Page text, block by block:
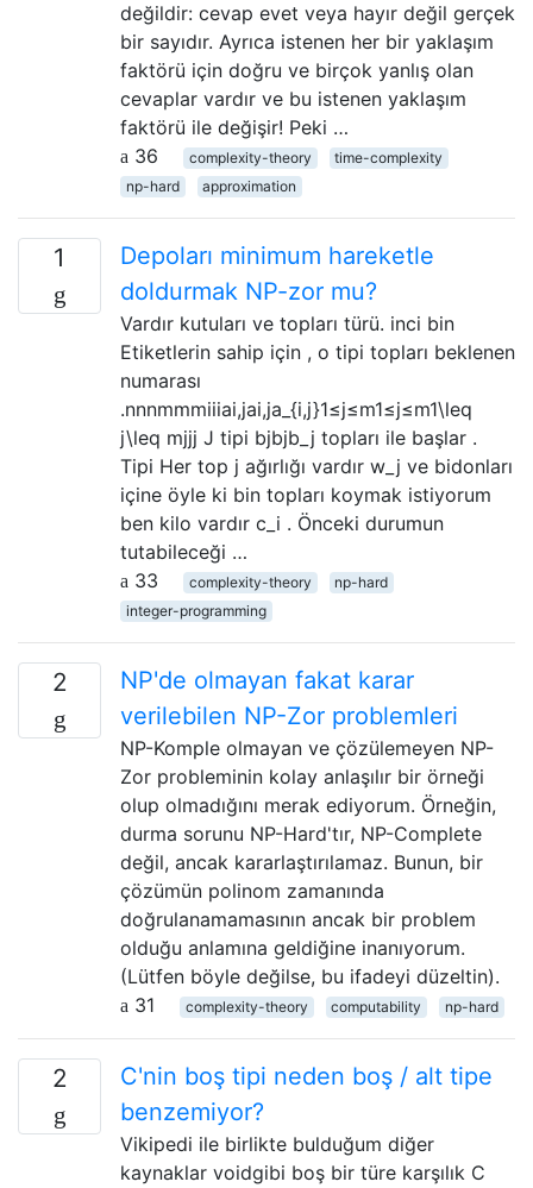
değildir: cevap evet veya hayır değil gerçek
bir sayıdır. Ayrıca istenen her bir yaklaşım
faktörü için doğru ve birçok yanlış olan
cevaplar vardır ve bu istenen yaklaşım
faktörü ile değişir! Peki …
36
complexity-theory
time-complexity
np-hard
approximation
1
Depoları minimum hareketle
doldurmak NP-zor mu?
Vardır kutuları ve topları türü. inci bin
Etiketlerin sahip için , o tipi topları beklenen
numarası
.nnnmmmiiiai,jai,ja_{i,j}1≤j≤m1≤j≤m1\leq
j\leq mjjj J tipi bjbjb_j topları ile başlar .
Tipi Her top j ağırlığı vardır w_j ve bidonları
içine öyle ki bin topları koymak istiyorum
ben kilo vardır c_i . Önceki durumun
tutabileceği …
33
complexity-theory
np-hard
integer-programming
2
NP'de olmayan fakat karar
verilebilen NP-Zor problemleri
NP-Komple olmayan ve çözülemeyen NP-
Zor probleminin kolay anlaşılır bir örneği
olup olmadığını merak ediyorum. Örneğin,
durma sorunu NP-Hard'tır, NP-Complete
değil, ancak kararlaştırılamaz. Bunun, bir
çözümün polinom zamanında
doğrulanamamasının ancak bir problem
olduğu anlamına geldiğine inanıyorum.
(Lütfen böyle değilse, bu ifadeyi düzeltin).
31
complexity-theory computability np-hard
2
C'nin boş tipi neden boş / alt tipe
benzemiyor?
Vikipedi ile birlikte bulduğum diğer
kaynaklar voidgibi boş bir türe karşılık C